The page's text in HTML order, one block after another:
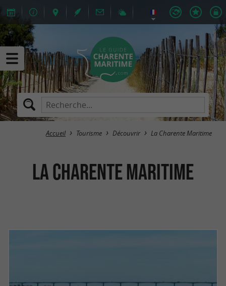
Accueil Tourisme Découvrir La Charente Maritime
La Charente Maritime